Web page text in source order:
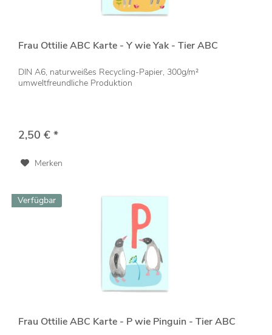
Frau Ottilie ABC Karte - Y wie Yak - Tier ABC
DIN A6, naturweißes Recycling-Papier, 300g/m²
umweltfreundliche Produktion
2,50 € *
Merken
Verfügbar
Frau Ottilie ABC Karte - P wie Pinguin - Tier ABC